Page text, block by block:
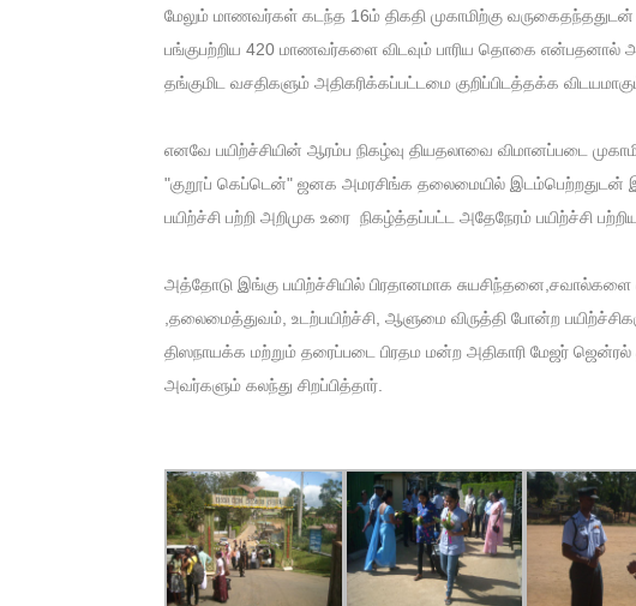
மேலும் மாணவர்கள் கடந்த 16ம் திகதி முகாமிற்கு
பங்குபற்றிய 420 மாணவர்களை விடவும் பாரிய தொகை என்பதனால்
தங்குமிட வசதிகளும் அதிகரிக்கப்பட்டமை குறிப்பிடத்தக்க
எனவே பயிற்ச்சியின் ஆரம்ப நிகழ்வு தியதலாவை விமானப்படை
"குறூப் கெப்டென்" ஜனக அமரசிங்க தலைமையில் இடம்பெற்றதுடன்
பயிற்ச்சி பற்றி அறிமுக உரை நிகழ்த்தப்பட்ட அதேநேரம் பயிற்ச்சி
அத்தோடு இங்கு பயிற்ச்சியில் பிரதானமாக
,தலைமைத்துவம், உடற்பயிற்ச்சி, ஆளுமை விருத்தி போன்ற
திஸநாயக்க மற்றும் தரைப்படை பிரதம மன்ற அதிகாரி மேஜர் ஜென்ரல்
அவர்களும் கலந்து சிறப்பித்தார்.